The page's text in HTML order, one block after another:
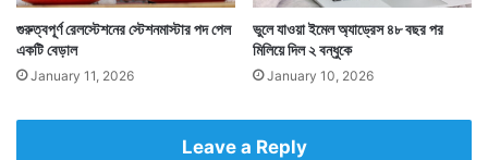
অভিজ্ঞতার কাহিনি কমিকের রূপে সোশ্যাল মিডিয়ায় পোস্ট করেন।
সাউথ চায়না মর্নিং পোস্ট-এ খবরটি প্রকাশিত হওয়ার পর নানা
গুরুত্বপূর্ণ রেলস্টেশনের স্টেশনমাস্টার পদ পেল
একটি বেড়াল
January 11, 2026
ভুলে যাওয়া ইমেল অ্যাড্রেস ৪৮ বছর পর
মিলিয়ে দিল ২ বন্ধুকে
January 10, 2026
Leave a Reply